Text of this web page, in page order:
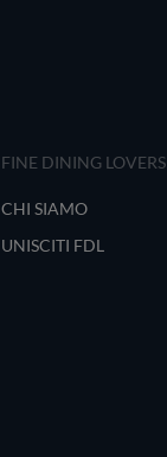
FINE DINING LOVERS
CHI SIAMO
UNISCITI FDL